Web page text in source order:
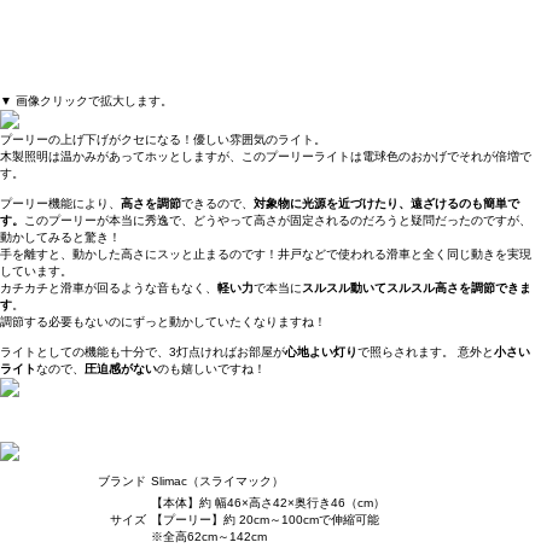
▼ 画像クリックで拡大します。
プーリーの上げ下げがクセになる！優しい雰囲気のライト。
木製照明は温かみがあってホッとしますが、このプーリーライトは電球色のおかげでそれが倍増で
す。
プーリー機能により、 高さを調節できるので、 対象物に光源を近づけたり、遠ざけるのも簡単で
す。
このプーリーが本当に秀逸で、どうやって高さが固定されるのだろうと疑問だったのですが、
動かしてみると驚き！
手を離すと、動かした高さにスッと止まるのです！井戸などで使われる滑車と全く同じ動きを実現
しています。
カチカチと滑車が回るような音もなく、 軽い力で本当にスルスル動いてスルスル高さを調節できま
す
調節する必要もないのにずっと動かしていたくなりますね！
ライトとしての機能も十分で、3灯点ければお部屋が心地よい灯りで照らされます。 意外と小さい
ライトなので、 圧迫感がないのも嬉しいですね！
ブランド Slimac（スライマック）
サイズ
【本体】約 幅46×高さ42×奥行き46（cm）
【プーリー】約 20cm～100cmで伸縮可能
※全高62cm～142cm